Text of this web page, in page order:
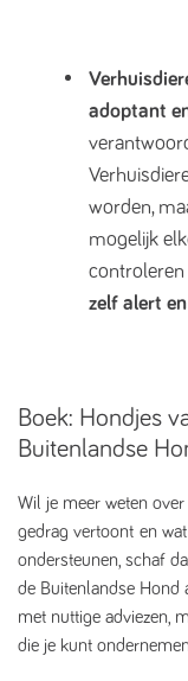
adoptant
worden,
mogelijk
controleren
zelf alert
Boek: Hondjes
Buitenlandse
Wil je meer weten
gedrag vertoont en
ondersteunen, schaf
de Buitenlandse Hond
met nuttige adviezen,
die je kunt